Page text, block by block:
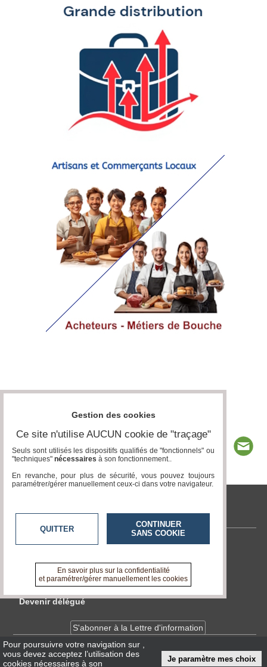
tvlocale.fr
En savoir +
A propos de tvlocale.fr
Devenir délégué
S'abonner à la Lettre d'information
InfosCNIL/RGPD
Pour poursuivre votre navigation sur
vous devez acceptez l’utilisation des
cookies nécessaires à son
Je paramètre mes choix
Gestion des cookies
Ce site n'utilise AUCUN cookie de "traçage"
Seuls sont utilisés les dispositifs qualifiés de "fonctionnels" ou
"techniques" nécessaires à son fonctionnement..
En revanche, pour plus de sécurité, vous pouvez toujours
paramétrer/gérer manuellement ceux-ci dans votre navigateur.
QUITTER
CONTINUER
SANS COOKIE
En savoir plus sur la confidentialité
et paramétrer/gérer manuellement les cookies